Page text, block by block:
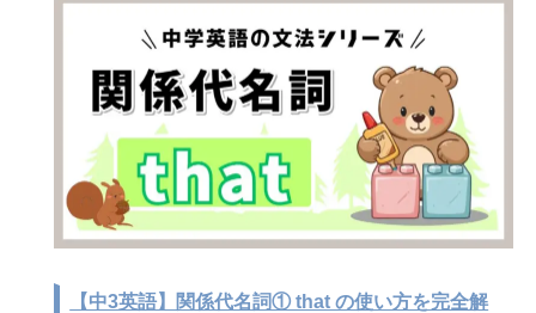
【中3英語】関係代名詞① that の使い方を完全解